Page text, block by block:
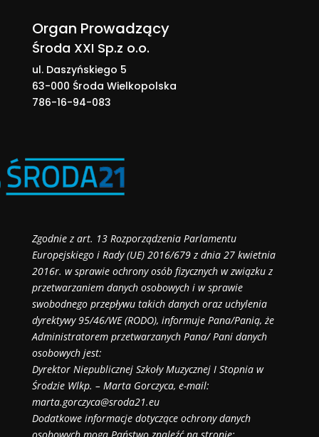
Organ Prowadzący
Środa XXI Sp.z o.o.
ul. Daszyńskiego 5
63-000 Środa Wielkopolska
786-16-94-083
Zgodnie z art. 13 Rozporządzenia Parlamentu
Europejskiego i Rady (UE) 2016/679 z dnia 27 kwietnia
2016r. w sprawie ochrony osób fizycznych w związku z
przetwarzaniem danych osobowych i w sprawie
swobodnego przepływu takich danych oraz uchylenia
dyrektywy 95/46/WE (RODO), informuje Pana/Panią, że
Administratorem przetwarzanych Pana/ Pani danych
osobowych jest:
Dyrektor Niepublicznej Szkoły Muzycznej I Stopnia w
Środzie Wlkp. – Marta Gorczyca, e-mail:
marta.gorczyca@sroda21.eu
Dodatkowe informacje dotyczące ochrony danych